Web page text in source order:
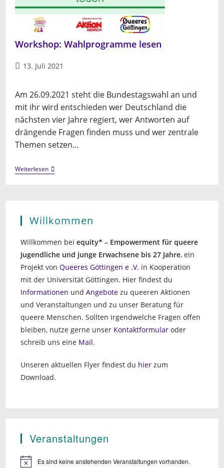
Workshop: Wahlprogramme lesen
Beitrag
13. Juli 2021
Am 26.09.2021 steht die Bundestagswahl an und
mit ihr wird entschieden wer Deutschland die
nächsten vier Jahre regiert, wer Antworten auf
drängende Fragen finden muss und wer zentrale
Themen setzen…
WeiterlesenWorkshop:
Wahlprogramme
Willkommen
Willkommen beiequity* – Empowerment für queere
Jugendliche und junge Erwachsene bis 27 Jahre, ein
Projekt vonQueeres Göttingen e .V. in Kooperation
mit der Universität Göttingen. Hier findest du
Informationen undAngebote zu queeren Aktionen
und Veranstaltungen und zu unser Beratung für
queere Menschen. Sollten irgendwelche Fragen offen
bleiben, nutze gerne unser Kontaktformular oder
schreib uns eine Mail.
Unseren aktuellen Flyer findest du hier zum
Download.
Veranstaltungen
Es sind keine anstehenden Veranstaltungen vorhanden.